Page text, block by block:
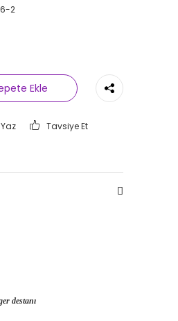
2
Ekle
Tavsiye Et
destanı